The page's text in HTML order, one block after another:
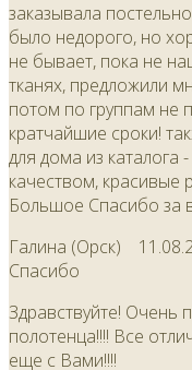
заказывала
было недорого, но
не бывает, пока не
тканях, предложили
потом по группам не
кратчайшие сроки!
для дома из каталога
качеством, красивые
Большое Спасибо за
Галина (Орск)
Спасибо
Здравствуйте! Очень
полотенца!!!! Все
еще с Вами!!!!